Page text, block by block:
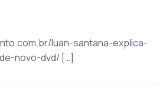
luan-santana-explica-
novo-dvd/ […]